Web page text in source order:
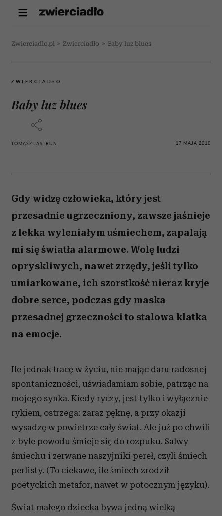
Zwierciadlo.pl > Zwierciadło > Baby luz blues
ZWIERCIADŁO
Baby luz blues
TOMASZ JASTRUN 17 MAJA 2010
Gdy widzę człowieka, który jest
przesadnie ugrzeczniony, zawsze jaśnieje
z lekka wyleniałym uśmiechem, zapalają
mi się światła alarmowe. Wolę ludzi
opryskliwych, nawet zrzędy, jeśli tylko
umiarkowane, ich szorstkość nieraz kryje
dobre serce, podczas gdy maska
przesadnej grzeczności to stalowa klatka
na emocje.
Ile jednak tracę w życiu, nie mając daru radosnej
spontaniczności, uświadamiam sobie, patrząc na
mojego synka. Kiedy ryczy, jest tylko i wyłącznie
rykiem, ostrzega: zaraz pęknę, a przy okazji
wysadzę w powietrze cały świat. Ale już po chwili
z byle powodu śmieje się do rozpuku. Salwy
śmiechu i zerwane naszyjniki pereł, czyli śmiech
perlisty. (To ciekawe, ile śmiech zrodził
poetyckich metafor, nawet w potocznym języku).
Świat małego dziecka bywa jedną wielką